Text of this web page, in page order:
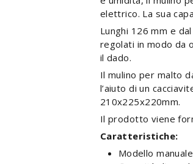
elettrico. La sua
Lunghi 126 mm e
regolati in modo da
il dado.
Il mulino per malto
l’aiuto di un
210x225x220mm.
Il prodotto viene
Caratteristiche:
Modello manuale